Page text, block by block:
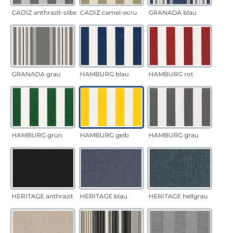
CADÍZ anthrazit-silber CADÍZ camel-ecru GRANADA blau
GRANADA grau HAMBURG blau HAMBURG rot
HAMBURG grün HAMBURG gelb HAMBURG grau
HERITAGE anthrazit HERITAGE blau HERITAGE hellgrau